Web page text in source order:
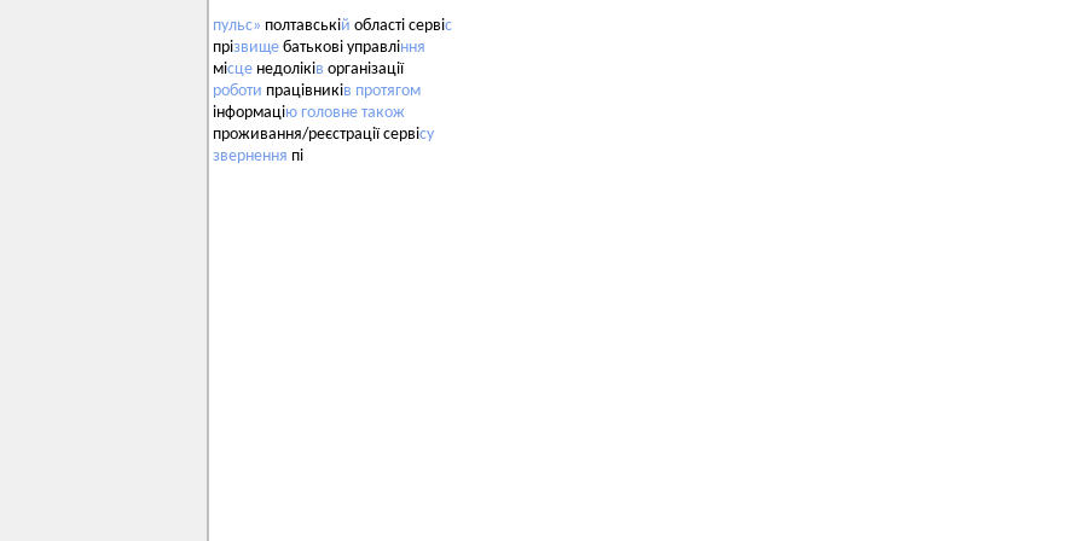
пульс» полтавській області сервіс
прізвище батькові управління
місце недоліків організації
роботи працівників протягом
інформацію головне також
проживання/реєстрації сервісу
звернення пі